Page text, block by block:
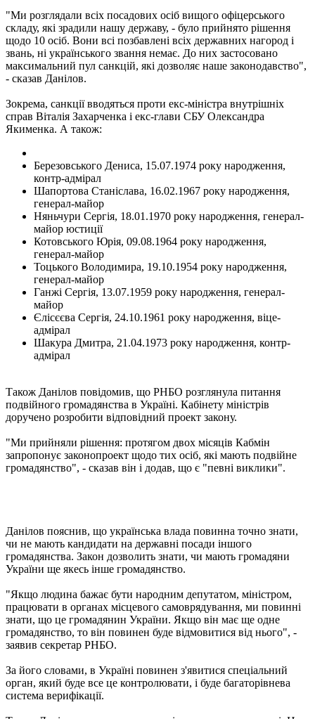
"Ми розглядали всіх посадових осіб вищого офіцерського
складу, які зрадили нашу державу, - було прийнято рішення
щодо 10 осіб. Вони всі позбавлені всіх державних нагород і
звань, ні українського звання немає. До них застосовано
максимальний пул санкцій, які дозволяє наше законодавство",
- сказав Данілов.
Зокрема, санкції вводяться проти екс-міністра внутрішніх
справ Віталія Захарченка і екс-глави СБУ Олександра
Якименка. А також:
Березовського Дениса, 15.07.1974 року народження,
контр-адмірал
Шапортова Станіслава, 16.02.1967 року народження,
генерал-майор
Няньчури Сергія, 18.01.1970 року народження, генерал-
майор юстиції
Котовського Юрія, 09.08.1964 року народження,
генерал-майор
Тоцького Володимира, 19.10.1954 року народження,
генерал-майор
Ганжі Сергія, 13.07.1959 року народження, генерал-
майор
Єлісєєва Сергія, 24.10.1961 року народження, віце-
адмірал
Шакура Дмитра, 21.04.1973 року народження, контр-
адмірал
Також Данілов повідомив, що РНБО розглянула питання
подвійного громадянства в Україні. Кабінету міністрів
доручено розробити відповідний проект закону.
"Ми прийняли рішення: протягом двох місяців Кабмін
запропонує законопроект щодо тих осіб, які мають подвійне
громадянство", - сказав він і додав, що є "певні виклики".
Данілов пояснив, що українська влада повинна точно знати,
чи не мають кандидати на державні посади іншого
громадянства. Закон дозволить знати, чи мають громадяни
України ще якесь інше громадянство.
"Якщо людина бажає бути народним депутатом, міністром,
працювати в органах місцевого самоврядування, ми повинні
знати, що це громадянин України. Якщо він має ще одне
громадянство, то він повинен буде відмовитися від нього", -
заявив секретар РНБО.
За його словами, в Україні повинен з'явитися спеціальний
орган, який буде все це контролювати, і буде багаторівнева
система верифікації.